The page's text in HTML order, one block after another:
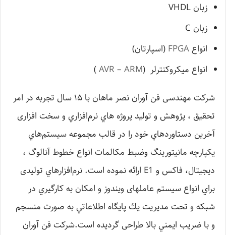
زبان VHDL
زبان C
انواعFPGA (اسپارتان)
انواع میکروکنترلر (
AVR – ARM
)
شركت مهندسی فن آوران نصر ماهان با ۱۵ سال‌ تجربه در امر
تحقیق ، پژوهش و تولید پروژه هاي نرم‌افزاري و سخت افزاری
آخرين دستاوردهاي خود را در قالب مجموعه سيستم‌هاي
يكپارچه مانیتورینگ وضبط مکالمات انواع خطوط آنالوگ ،
دیجیتال، فاکس و E1 ارائه نموده است. نرم‌افزارهاي تولیدی
براي انواع سيستم‌ عاملهای ويندوز و امكان به كارگيري در
شبكه و تحت مديريت يك پايگاه اطلاعاتي به صورت منسجم
و با ضريب ايمني بالا طراحی گردیده است.شركت فن آوران